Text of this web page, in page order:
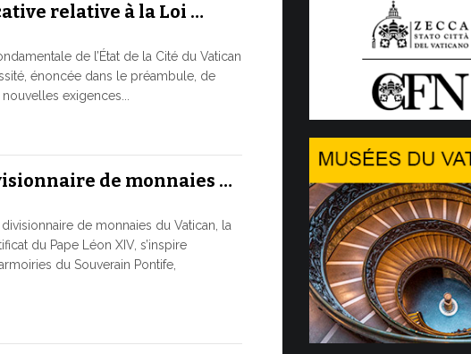
relative à la Loi …
de l’État de la Cité du Vatican
énoncée dans le préambule, de
exigences...
de monnaies …
divisionnaire de monnaies du Vatican, la
du Pape Léon XIV, s’inspire
du Souverain Pontife,
Le
LE
À un
réaffirmé la
13 JUILLET,
Trois
À partir
du Service
10 JUILLET,